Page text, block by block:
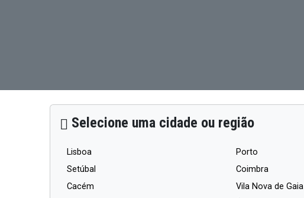
Selecione uma cidade ou região
Lisboa Porto
Setúbal
Coimbra
Cacém
Vila Nova de Gaia